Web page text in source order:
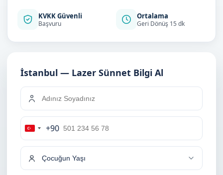
KVKK Güvenli
Başvuru
Ortalama
Geri Dönüş 15 dk
İstanbul — Lazer Sünnet Bilgi Al
Turkey
+90
+90